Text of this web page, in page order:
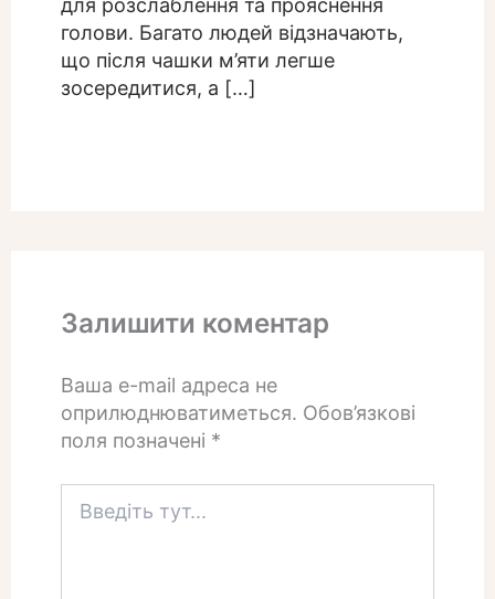
для розслаблення та прояснення
голови. Багато людей відзначають,
що після чашки м’яти легше
зосередитися, а […]
Залишити коментар
Ваша e-mail адреса не
оприлюднюватиметься. Обов’язкові
поля позначені *
тут...